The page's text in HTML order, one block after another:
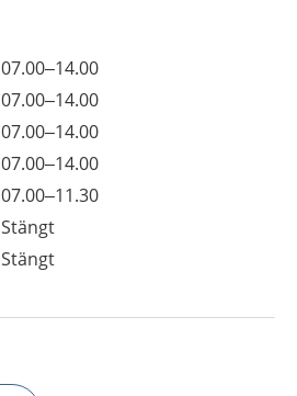
07.00–14.00
07.00–14.00
07.00–14.00
07.00–14.00
07.00–11.30
Stängt
Stängt